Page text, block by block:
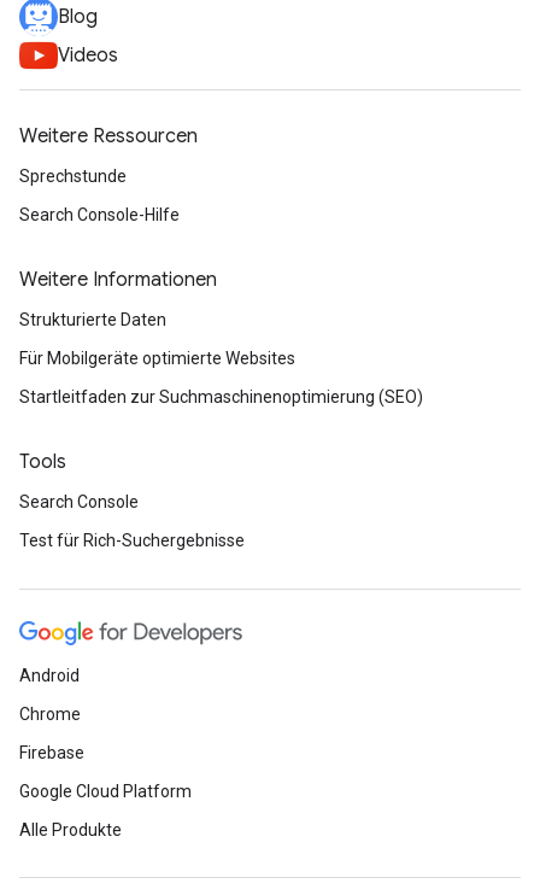
Blog
Videos
Weitere Ressourcen
Sprechstunde
Search Console-Hilfe
Weitere Informationen
Strukturierte Daten
Für Mobilgeräte optimierte Websites
Startleitfaden zur Suchmaschinenoptimierung (SEO)
Tools
Search Console
Test für Rich-Suchergebnisse
Android
Chrome
Firebase
Google Cloud Platform
Alle Produkte